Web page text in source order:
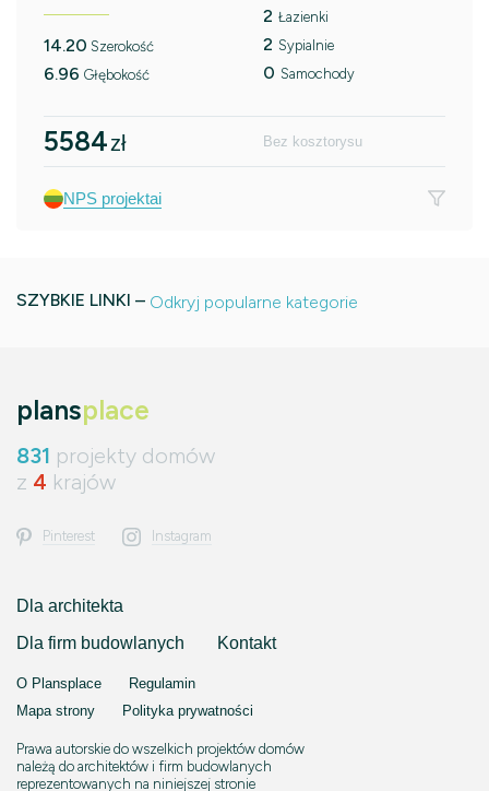
14.20 Szerokość
6.96 Głębokość
2 Łazienki
2 Sypialnie
0 Samochody
5584zł Bez kosztorysu
NPS projektai
SZYBKIE LINKI – Odkryj popularne kategorie
plansplace
831 projekty domów
z 4 krajów
Pinterest Instagram
Dla architekta
Dla firm budowlanych
Kontakt
O Plansplace
Regulamin
Mapa strony
Polityka prywatności
Prawa autorskie do wszelkich projektów domów
należą do architektów i firm budowlanych
reprezentowanych na niniejszej stronie